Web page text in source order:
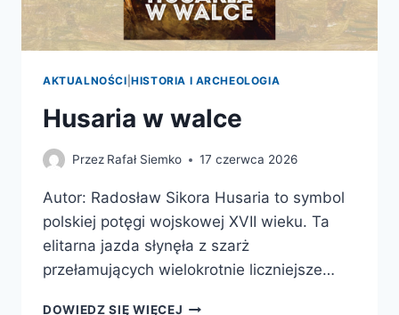
AKTUALNOŚCI |HISTORIA I ARCHEOLOGIA
Husaria w walce
Przez Rafał Siemko 17 czerwca 2026
Autor: Radosław Sikora Husaria to symbol
polskiej potęgi wojskowej XVII wieku. Ta
elitarna jazda słynęła z szarż
przełamujących wielokrotnie liczniejsze…
DOWIEDZ SIĘ WIĘCEJ HUSARIA